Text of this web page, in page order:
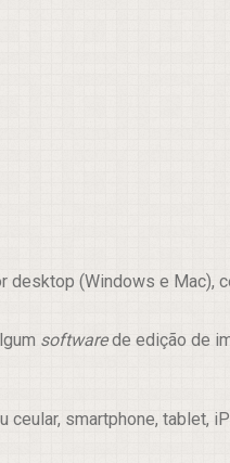
(Windows e Mac),
softwarede edição de
smartphone, tablet,